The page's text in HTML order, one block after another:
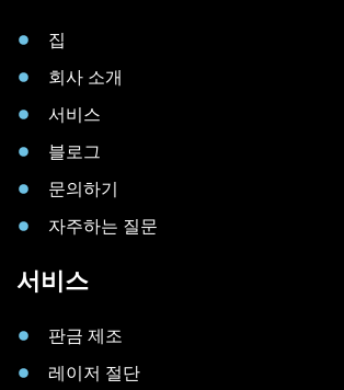
집
회사 소개
서비스
블로그
문의하기
자주하는 질문
서비스
판금 제조
레이저 절단